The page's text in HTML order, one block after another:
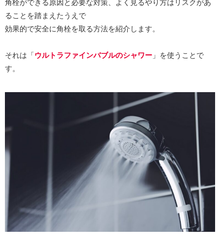
角栓ができる原因と必要な対策、よく見るやり方はリスクがあ
ることを踏まえたうえで
効果的で安全に角栓を取る方法を紹介します。
それは「ウルトラファインバブルのシャワー 」を使うことで
す。